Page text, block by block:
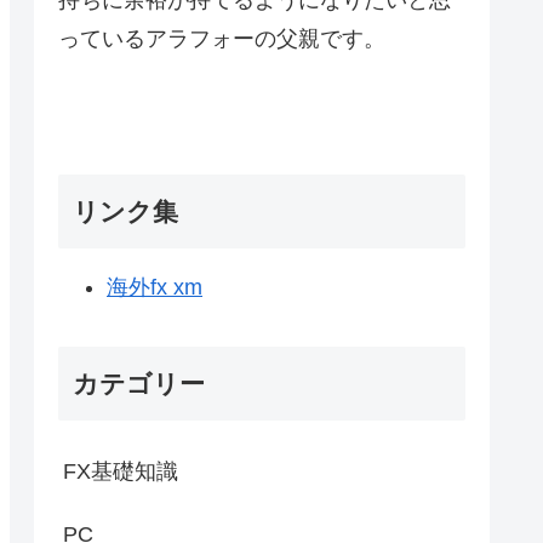
っているアラフォーの父親です。
リンク集
海外fx xm
カテゴリー
FX基礎知識
PC